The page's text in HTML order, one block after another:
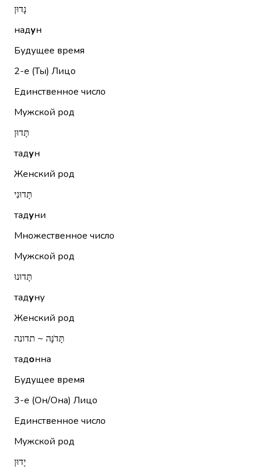
נָדוּן
надун
Будущее время
2-е (Ты) Лицо
Единственное число
Мужской род
תָּדוּן
тадун
Женский род
תָּדוּנִי
тадуни
Множественное число
Мужской род
תָּדוּנוּ
тадуну
Женский род
תָּדֹנָּה ~ תדונה
тадонна
Будущее время
3-е (Он/Она) Лицо
Единственное число
Мужской род
יָדוּן